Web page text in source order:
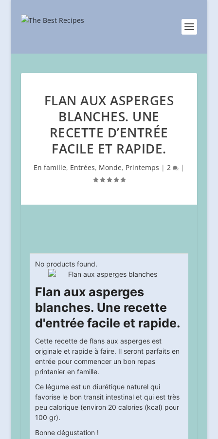
FLAN AUX ASPERGES
BLANCHES. UNE
RECETTE D’ENTRÉE
FACILE ET RAPIDE.
En famille, Entrées, Monde, Printemps | 2 |
No products found.
Flan aux asperges
blanches. Une recette
d'entrée facile et rapide.
Cette recette de flans aux asperges est
originale et rapide à faire. Il seront parfaits en
entrée pour commencer un bon repas
printanier en famille.
Ce légume est un diurétique naturel qui
favorise le bon transit intestinal et qui est très
peu calorique (environ 20 calories (kcal) pour
100 gr).
Bonne dégustation !